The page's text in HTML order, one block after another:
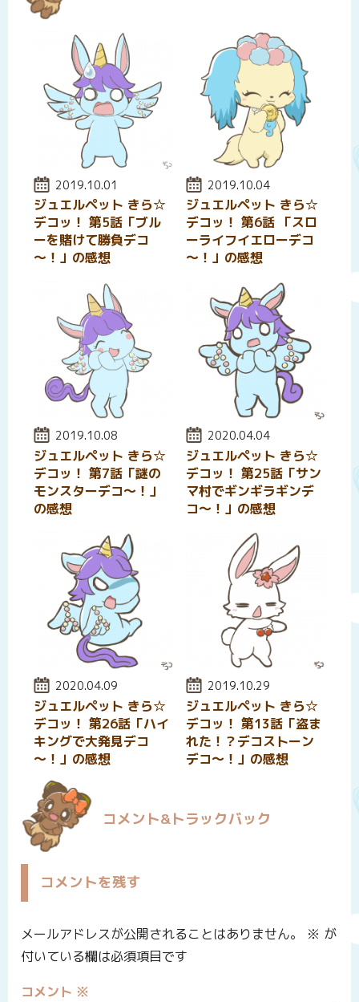
投稿日:
2019.10.01
ジュエルペット きら☆
デコッ！ 第5話「ブル
ーを賭けて勝負デコ
～！」の感想
投稿日:
2019.10.04
ジュエルペット きら☆
デコッ！ 第6話 「スロ
ーライフイエローデコ
～！」の感想
投稿日:
2019.10.08
ジュエルペット きら☆
デコッ！ 第7話「謎の
モンスターデコ～！」
の感想
投稿日:
2020.04.04
ジュエルペット きら☆
デコッ！ 第25話「サン
マ村でギンギラギンデ
コ～！」の感想
投稿日:
2020.04.09
ジュエルペット きら☆
デコッ！ 第26話「ハイ
キングで大発見デコ
～！」の感想
投稿日:
2019.10.29
ジュエルペット きら☆
デコッ！ 第13話「盗ま
れた！？デコストーン
デコ～！」の感想
コメント&トラックバック
コメントを残す
メールアドレスが公開されることはありません。 ※ が
付いている欄は必須項目です
コメント ※